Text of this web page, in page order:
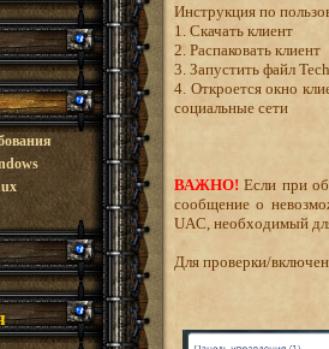
Инструкция по
1. Скачать клиент
2. Распаковать клиент
3. Запустить файл
4. Откроется окно
социальные сети
ВАЖНО! Если при
сообщение о
UAC, необходимый
Для проверки/